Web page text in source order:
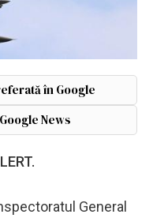
în Google
News
General